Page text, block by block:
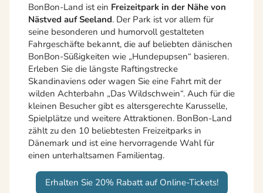
BonBon-Land ist ein Freizeitpark in der Nähe von
Nästved auf Seeland. Der Park ist vor allem für
seine besonderen und humorvoll gestalteten
Fahrgeschäfte bekannt, die auf beliebten dänischen
BonBon-Süßigkeiten wie „Hundepupsen“ basieren.
Erleben Sie die längste Raftingstrecke
Skandinaviens oder wagen Sie eine Fahrt mit der
wilden Achterbahn „Das Wildschwein“. Auch für die
kleinen Besucher gibt es altersgerechte Karusselle,
Spielplätze und weitere Attraktionen. BonBon-Land
zählt zu den 10 beliebtesten Freizeitparks in
Dänemark und ist eine hervorragende Wahl für
einen unterhaltsamen Familientag.
Erhalten Sie 20% Rabatt auf Online-Tickets!